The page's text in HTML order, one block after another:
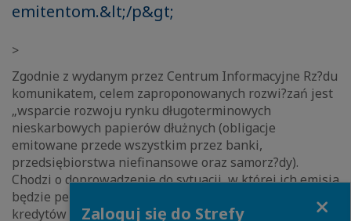
emitentom.&lt;/p&gt;
>
Zgodnie z wydanym przez Centrum Informacyjne Rz?du
komunikatem, celem zaproponowanych rozwi?zań jest
„wsparcie rozwoju rynku długoterminowych
nieskarbowych papierów dłużnych (obligacje
emitowane przede wszystkim przez banki,
przedsiębiorstwa niefinansowe oraz samorz?dy).
Chodzi o doprowadzenie do sytuacji, w której ich emisja
będzie pełnić istotn? i uzupełniaj?c?, w stosunku do
kredytów bankowych, rolę źródła pozyskania kapitału.”
Zaloguj się do Strefy